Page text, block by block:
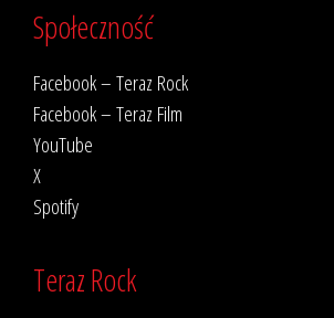
Społeczność
Facebook – Teraz Rock
Facebook – Teraz Film
YouTube
X
Spotify
Teraz Rock